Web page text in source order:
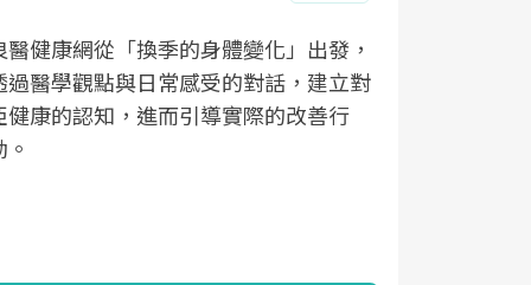
醫健康網從「換季的身體變化」出發，
過醫學觀點與日常感受的對話，建立對
健康的認知，進而引導實際的改善行